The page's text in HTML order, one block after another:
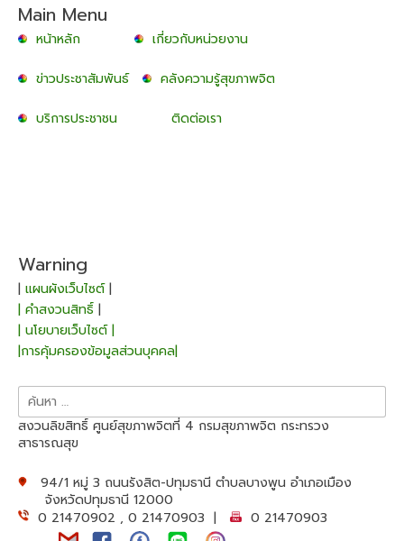
Main Menu
หน้าหลัก เกี่ยวกับหน่วยงาน
ข่าวประชาสัมพันธ์ คลังความรู้สุขภาพจิต
บริการประชาชน ติดต่อเรา
Warning
| แผนผังเว็บไซต์|
| คำสงวนสิทธิ์ |
| นโยบายเว็บไซต์ |
|การคุ้มครองข้อมูลส่วนบุคคล|
ค้นหา
สำหรับ:
สงวนลิขสิทธิ์ ศูนย์สุขภาพจิตที่ 4 กรมสุขภาพจิต กระทรวง
สาธารณสุข
94/1 หมู่ 3 ถนนรังสิต-ปทุมธานี ตำบลบางพูน อำเภอเมือง
จังหวัดปทุมธานี 12000
0 21470902 , 0 21470903 |
0 21470903